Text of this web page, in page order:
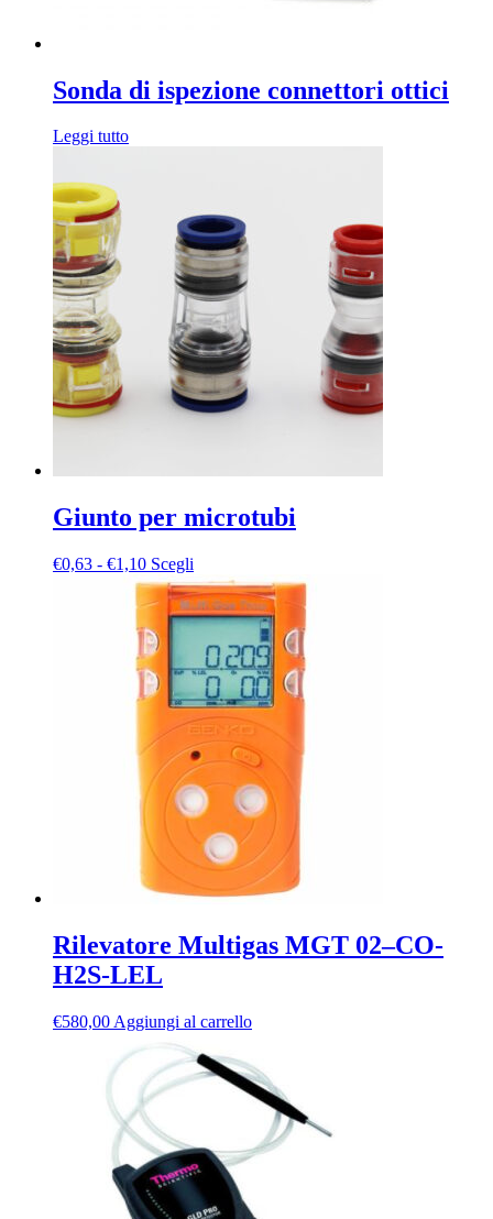
Sonda di ispezione connettori ottici
Leggi tutto
Giunto per microtubi
€0,63 - €1,10Fascia
di
prezzo:
da
€0,63
a
€1,10
Scegli
prodotto
ha
più
varianti.
Le
opzioni
possono
essere
scelte
nella
pagina
del
prodotto
Rilevatore Multigas MGT 02–CO-
H2S-LEL
€580,00 Aggiungi al carrello